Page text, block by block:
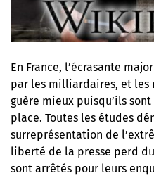
En France, l’écrasante
par les milliardaires, et les
guère mieux puisqu’ils
place. Toutes les études
surreprésentation de
liberté de la presse perd
sont arrêtés pour leurs